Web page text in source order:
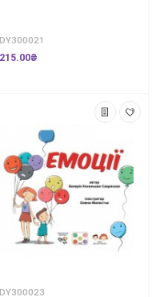
DY300021
215.00₴
DY300023